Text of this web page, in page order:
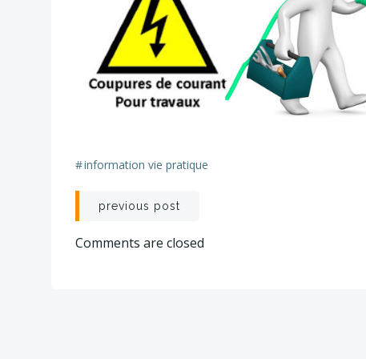
#information vie pratique
Post
navigation
previous post
Comments are closed